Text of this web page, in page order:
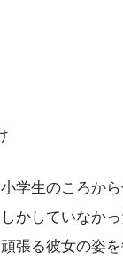
学生のころか
かしていなか
張る彼女の姿